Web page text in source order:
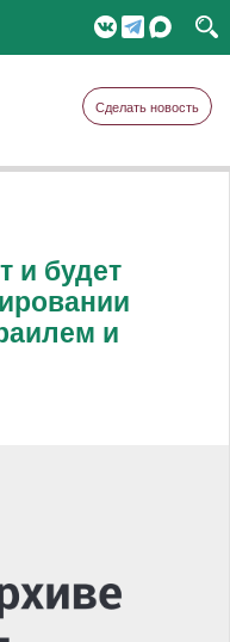
Сделать новость
и будет
и